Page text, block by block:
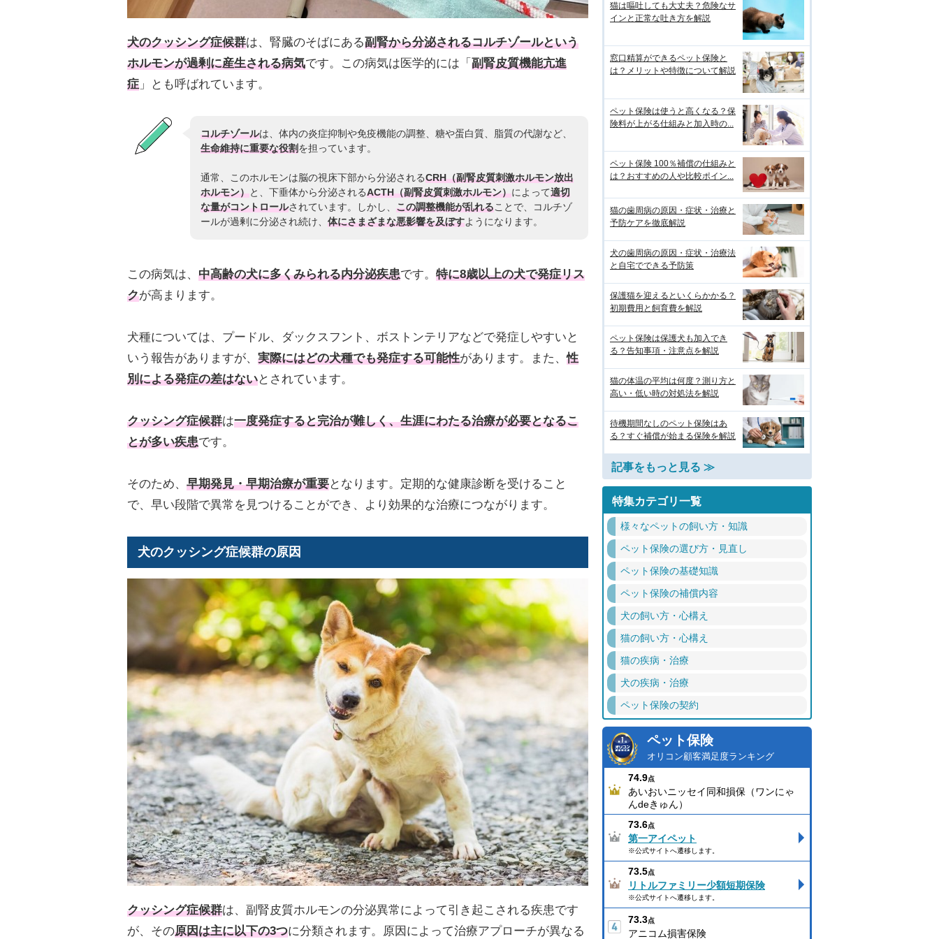
犬のクッシング症候群は、腎臓のそばにある副腎から分泌されるコルチゾールという
ホルモンが過剰に産生される病気です。この病気は医学的には「 副腎皮質機能亢進
症 」とも呼ばれています。
コルチゾールは、体内の炎症抑制や免疫機能の調整、糖や蛋白質、脂質の代謝など、
生命維持に重要な役割を担っています。
通常、このホルモンは脳の視床下部から分泌されるCRH（副腎皮質刺激ホルモン放出
ホルモン）と、下垂体から分泌されるACTH（副腎皮質刺激ホルモン）によって適切
な量がコントロールされています。しかし、 この調整機能が乱れることで、コルチゾ
ールが過剰に分泌され続け、 体にさまざまな悪影響を及ぼすようになります。
この病気は、 中高齢の犬に多くみられる内分泌疾患です。 特に8歳以上の犬で発症リス
クが高まります。
犬種については、プードル、ダックスフント、ボストンテリアなどで発症しやすいと
いう報告がありますが、 実際にはどの犬種でも発症する可能性があります。また、性
別による発症の差はないとされています。
クッシング症候群は一度発症すると完治が難しく、生涯にわたる治療が必要となるこ
とが多い疾患です。
そのため、 早期発見・早期治療が重要となります。定期的な健康診断を受けること
で、早い段階で異常を見つけることができ、より効果的な治療につながります。
犬のクッシング症候群の原因
クッシング症候群は、副腎皮質ホルモンの分泌異常によって引き起こされる疾患です
が、その原因は主に以下の3つに分類されます。原因によって治療アプローチが異なる
猫は嘔吐しても大丈夫？危険なサ
インと正常な吐き方を解説
窓口精算ができるペット保険と
は？メリットや特徴について解説
ペット保険は使うと高くなる？保
険料が上がる仕組みと加入時の...
ペット保険 100％補償の仕組みと
は？おすすめの人や比較ポイン...
猫の歯周病の原因・症状・治療と
予防ケアを徹底解説
犬の歯周病の原因・症状・治療法
と自宅でできる予防策
保護猫を迎えるといくらかかる？
初期費用と飼育費を解説
ペット保険は保護犬も加入でき
る？告知事項・注意点を解説
猫の体温の平均は何度？測り方と
高い・低い時の対処法を解説
待機期間なしのペット保険はあ
る？すぐ補償が始まる保険を解説
記事をもっと見る ≫
特集カテゴリ一覧
様々なペットの飼い方・知識
ペット保険の選び方・見直し
ペット保険の基礎知識
ペット保険の補償内容
犬の飼い方・心構え
猫の飼い方・心構え
猫の疾病・治療
犬の疾病・治療
ペット保険の契約
ペット保険
オリコン顧客満足度ランキング
74.9点
あいおいニッセイ同和損保（ワンにゃ
んdeきゅん）
73.6点
第一アイペット
※公式サイトへ遷移します。
73.5点
リトルファミリー少額短期保険
※公式サイトへ遷移します。
73.3点
アニコム損害保険